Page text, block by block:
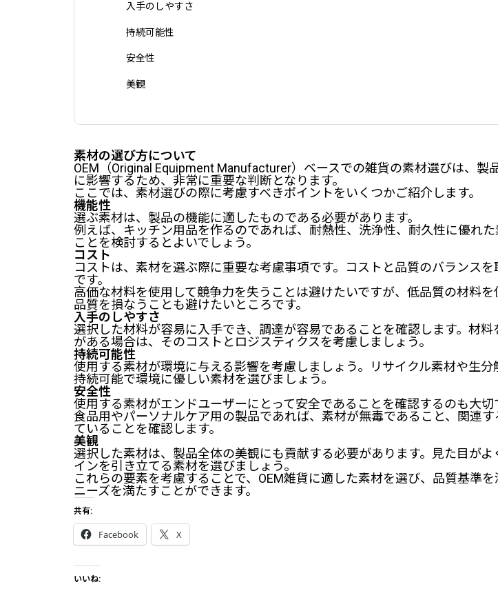
入手のしやすさ
持続可能性
安全性
美観
素材の選び方について
OEM（Original Equipment Manufacturer）ベースでの雑貨の素材選びは、製
に影響するため、非常に重要な判断となります。
ここでは、素材選びの際に考慮すべきポイントをいくつかご紹介します。
機能性
選ぶ素材は、製品の機能に適したものである必要があります。
例えば、キッチン用品を作るのであれば、耐熱性、洗浄性、耐久性に優れた
ことを検討するとよいでしょう。
コスト
コストは、素材を選ぶ際に重要な考慮事項です。コストと品質のバランス
です。
高価な材料を使用して競争力を失うことは避けたいですが、低品質の材料を
品質を損なうことも避けたいところです。
入手のしやすさ
選択した材料が容易に入手でき、調達が容易であることを確認します。材料
がある場合は、そのコストとロジスティクスを考慮しましょう。
持続可能性
使用する素材が環境に与える影響を考慮しましょう。リサイクル素材や生分
持続可能で環境に優しい素材を選びましょう。
安全性
使用する素材がエンドユーザーにとって安全であることを確認するのも大切
食品用やパーソナルケア用の製品であれば、素材が無毒であること、関連す
ていることを確認します。
美観
選択した素材は、製品全体の美観にも貢献する必要があります。見た目がよ
インを引き立てる素材を選びましょう。
これらの要素を考慮することで、OEM雑貨に適した素材を選び、品質基準
ニーズを満たすことができます。
共有:
Facebook X
いいね: